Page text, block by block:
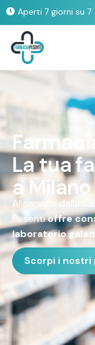
Aperti 7 giorni su 7
Farma
Latuafa
a Mi ano
Al servizio della
Pesentioffre
laboratorio
Scorpi i